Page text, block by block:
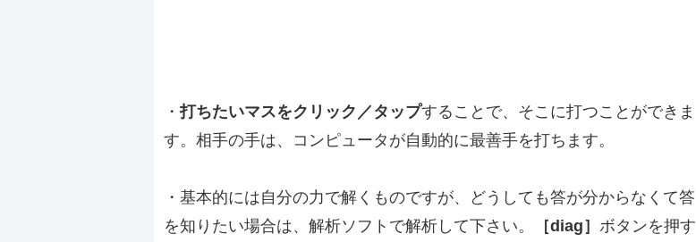
・打ちたいマスをクリック／タップすることで、そこに打つことができま
す。相手の手は、コンピュータが自動的に最善手を打ちます。
・基本的には自分の力で解くものですが、どうしても答が分からなくて答
を知りたい場合は、解析ソフトで解析して下さい。
［diag］ ボタンを押す